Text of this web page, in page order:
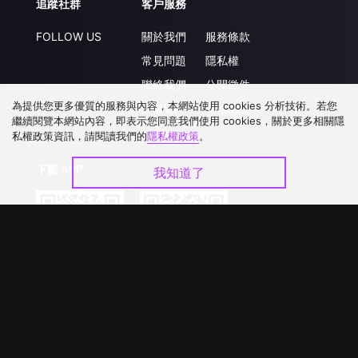
追蹤社群
FOLLOW US
客戶服務
關於我們
常見問題
聯絡我們
升級VIP
服務條款
隱私權
公開徵件
合作洽談
為提供您更多優質的服務與內容，本網站使用 cookies 分析技術。若您
繼續閱覽本網站內容，即表示您同意我們使用 cookies，關於更多相關隱
私權政策資訊，請閱讀我們的隱私權政策。
我知道了